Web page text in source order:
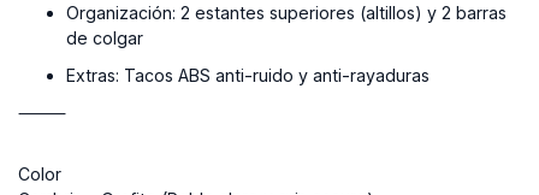
Organización: 2 estantes superiores (altillos) y 2 barras
de colgar
Extras: Tacos ABS anti-ruido y anti-rayaduras
⸻
Color